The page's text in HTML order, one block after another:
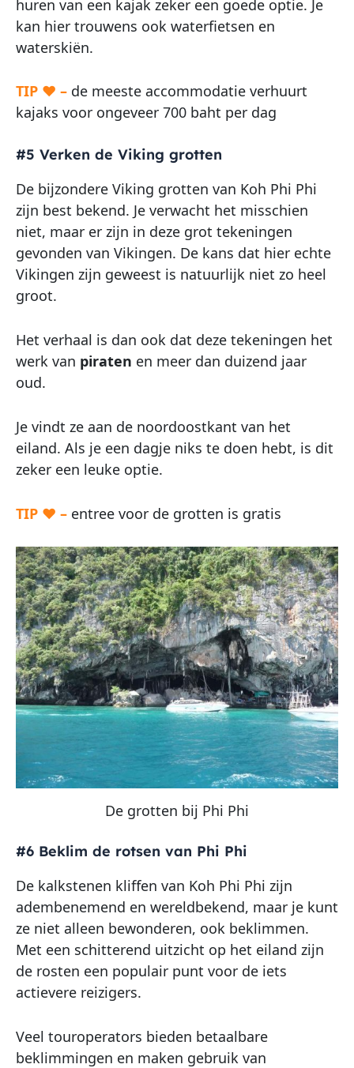
huren van een kajak zeker een goede optie. Je
kan hier trouwens ook waterfietsen en
waterskiën.
TIP ♥ – de meeste accommodatie verhuurt
kajaks voor ongeveer 700 baht per dag
#5 Verken de Viking grotten
De bijzondere Viking grotten van Koh Phi Phi
zijn best bekend. Je verwacht het misschien
niet, maar er zijn in deze grot tekeningen
gevonden van Vikingen. De kans dat hier echte
Vikingen zijn geweest is natuurlijk niet zo heel
groot.
Het verhaal is dan ook dat deze tekeningen het
werk van piraten en meer dan duizend jaar
oud.
Je vindt ze aan de noordoostkant van het
eiland. Als je een dagje niks te doen hebt, is dit
zeker een leuke optie.
TIP ♥ – entree voor de grotten is gratis
De grotten bij Phi Phi
#6 Beklim de rotsen van Phi Phi
De kalkstenen kliffen van Koh Phi Phi zijn
adembenemend en wereldbekend, maar je kunt
ze niet alleen bewonderen, ook beklimmen.
Met een schitterend uitzicht op het eiland zijn
de rosten een populair punt voor de iets
actievere reizigers.
Veel touroperators bieden betaalbare
beklimmingen en maken gebruik van